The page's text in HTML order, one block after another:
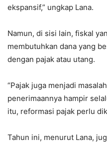
ekspansif,” ungkap Lana.
Namun, di sisi lain, fiskal
membutuhkan dana yang
dengan pajak atau utang.
“Pajak juga menjadi
penerimaannya hampir
itu, reformasi pajak perlu
Tahun ini, menurut Lana,